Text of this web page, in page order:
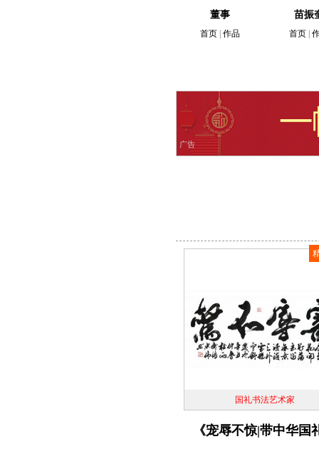
董事
首页 作品
苗振
首页
广告
国礼书法艺术家
《宠辱不惊|带中华国